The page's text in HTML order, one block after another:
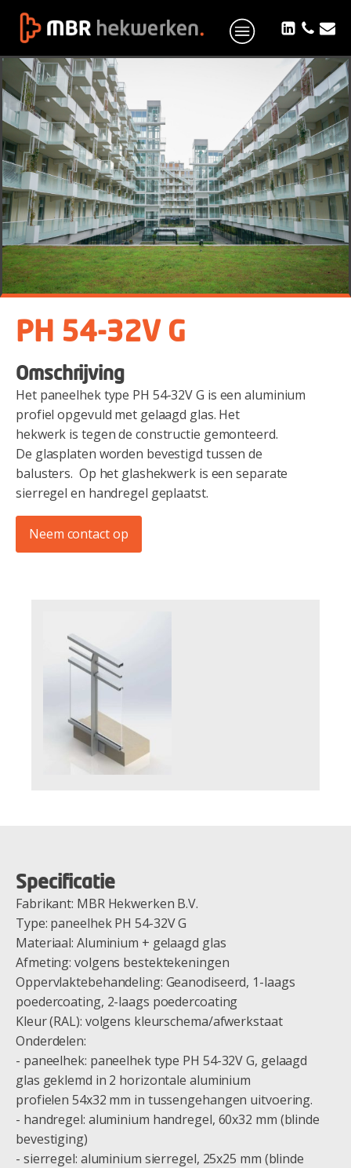
PH 54-32V G
Omschrijving
Het paneelhek type PH 54-32V G is een aluminium
profiel opgevuld met gelaagd glas. Het
hekwerk is tegen de constructie gemonteerd.
De glasplaten worden bevestigd tussen de
balusters. Op het glashekwerk is een separate
sierregel en handregel geplaatst.
Neem contact op
Specificatie
Fabrikant: MBR Hekwerken B.V.
Type: paneelhek PH 54-32V G
Materiaal: Aluminium + gelaagd glas
Afmeting: volgens bestektekeningen
Oppervlaktebehandeling: Geanodiseerd, 1-laags
poedercoating, 2-laags poedercoating
Kleur (RAL): volgens kleurschema/afwerkstaat
Onderdelen:
- paneelhek: paneelhek type PH 54-32V G, gelaagd
glas geklemd in 2 horizontale aluminium
profielen 54x32 mm in tussengehangen uitvoering.
- handregel: aluminium handregel, 60x32 mm (blinde
bevestiging)
- sierregel: aluminium sierregel, 25x25 mm (blinde